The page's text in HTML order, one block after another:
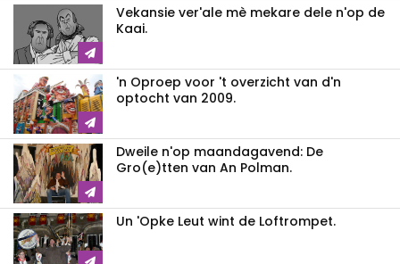
Vekansie ver'ale mè mekare dele n'op de
Kaai.
'n Oproep voor 't overzicht van d'n
optocht van 2009.
Dweile n'op maandagavend: De
Gro(e)tten van An Polman.
Un 'Opke Leut wint de Loftrompet.